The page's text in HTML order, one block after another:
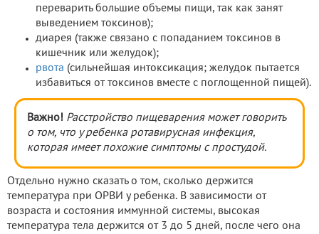
переварить большие объемы пищи, так как занят
выведением токсинов);
диарея (также связано с попаданием токсинов в
кишечник или желудок);
рвота (сильнейшая интоксикация; желудок пытается
избавиться от токсинов вместе с поглощенной пищей).
Важно! Расстройство пищеварения может говорить
о том, что у ребенка ротавирусная инфекция,
которая имеет похожие симптомы с простудой.
Отдельно нужно сказать о том, сколько держится
температура при ОРВИ у ребенка. В зависимости от
возраста и состояния иммунной системы, высокая
температура тела держится от 3 до 5 дней, после чего она